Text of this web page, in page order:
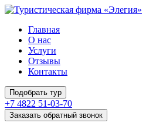
Главная
О нас
Услуги
Отзывы
Контакты
Подобрать тур
+7 4822 51-03-70
Заказать обратный звонок